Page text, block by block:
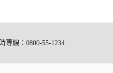
專線：0800-55-1234